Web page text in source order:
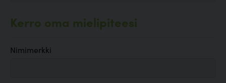
Kerro oma mielipiteesi
Nimimerkki